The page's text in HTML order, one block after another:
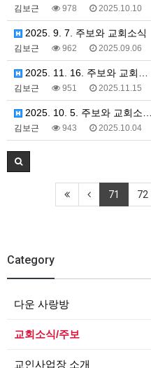
김보근 978 2025.10.10
2025. 9. 7. 주보와 교회소식
김보근 962 2025.09.06
2025. 11. 16. 주보와 교회…
김보근 951 2025.11.15
2025. 10. 5. 주보와 교회소…
김보근 943 2025.10.04
71 72
Category
다운 사랑방
교회소식/주보
교인사업장 소개